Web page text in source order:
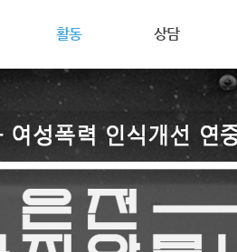
활동
캠페인
상담
상담안내
여성주의상담이란
온라인 상담